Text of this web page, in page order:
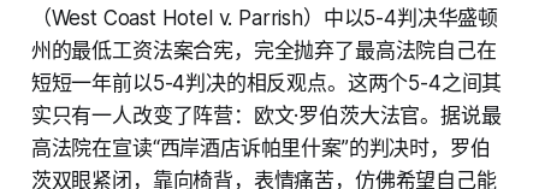
（West Coast Hotel v. Parrish）中以5-4判决华盛顿
州的最低工资法案合宪，完全抛弃了最高法院自己在
短短一年前以5-4判决的相反观点。这两个5-4之间其
实只有一人改变了阵营：欧文·罗伯茨大法官。据说最
高法院在宣读“西岸酒店诉帕里什案”的判决时，罗伯
茨双眼紧闭，靠向椅背，表情痛苦，仿佛希望自己能